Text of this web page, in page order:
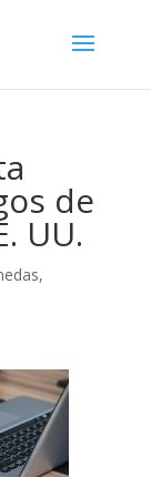
de
UU.
,